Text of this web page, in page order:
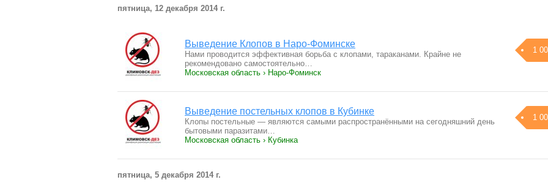
пятница, 12 декабря 2014 г.
Выведение Клопов в Наро-Фоминске
1
Нами проводится эффективная борьба с клопами, тараканами. Крайне не
рекомендовано самостоятельно…
Московская область › Наро-Фоминск
Выведение постельных клопов в Кубинке
1
Клопы постельные — являются самыми распространёнными на сегодняшний день
бытовыми паразитами…
Московская область › Кубинка
пятница, 5 декабря 2014 г.